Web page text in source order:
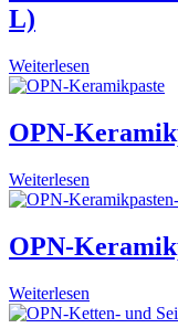
L)
Weiterlesen
OPN-
Weiterlesen
OPN-
Weiterlesen